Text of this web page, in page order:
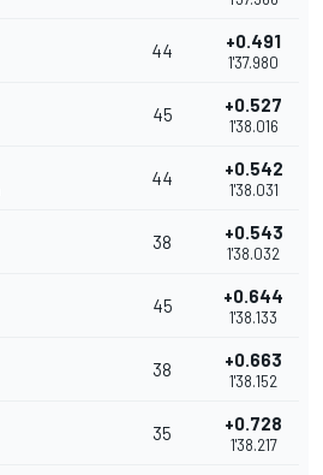
44 +0.491
1'37.980
45 +0.527
1'38.016
44 +0.542
1'38.031
38 +0.543
1'38.032
45 +0.644
1'38.133
38 +0.663
1'38.152
35 +0.728
1'38.217